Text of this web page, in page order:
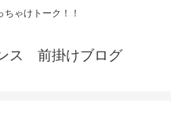
ゃけトーク！！
ス 前掛けブログ